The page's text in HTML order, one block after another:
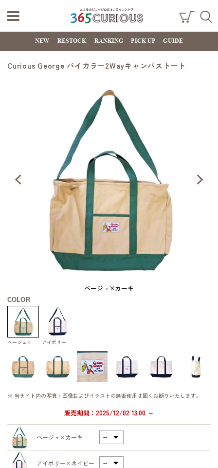
おさるのジョー
ジ公式オンライ
ンストア
ング
カー
NEW RESTOCK RANKING PICK UP GUIDE
Curious George バイカラー2Wayキャンバストート
ベージュ×カーキ
COLOR
ベージュ×カーキ アイボリー×ネイビー
※ 当サイト内の写真・画像およびイラストの無断使用は固くお断りいたします。
販売期間：2025/12/02 13:00 ～
ベージュ×カーキ
アイボリー×ネイビー